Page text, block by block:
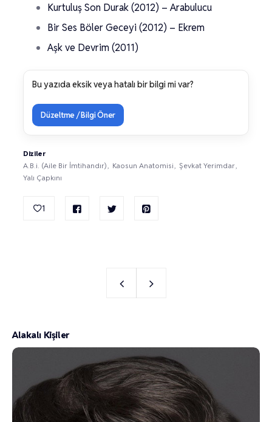
Kurtuluş Son Durak (2012) – Arabulucu
Bir Ses Böler Geceyi (2012) – Ekrem
Aşk ve Devrim (2011)
Bu yazıda eksik veya hatalı bir bilgi mi var?
Düzeltme / Bilgi Öner
Diziler
A.B.i. (Aile Bir İmtihandır)
Kaosun Anatomisi
Şevkat Yerimdar
Yalı Çapkını
1
Alakalı Kişiler